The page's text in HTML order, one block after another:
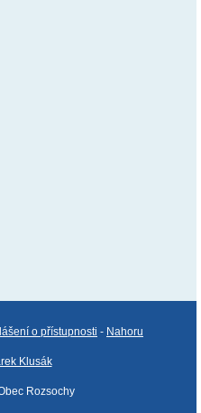
o přístupnosti - Nahoru
Klusák
Rozsochy